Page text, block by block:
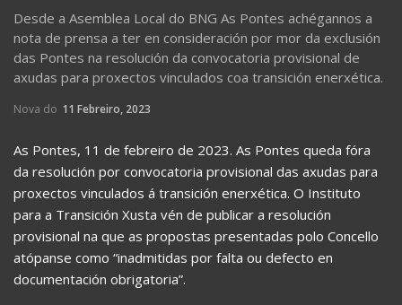
Desde a Asemblea Local do BNG As Pontes achégannos a
nota de prensa a ter en consideración por mor da exclusión
das Pontes na resolución da convocatoria provisional de
axudas para proxectos vinculados coa transición enerxética.
Nova do 11 Febreiro, 2023
As Pontes, 11 de febreiro de 2023. As Pontes queda fóra
da resolución por convocatoria provisional das axudas para
proxectos vinculados á transición enerxética. O Instituto
para a Transición Xusta vén de publicar a resolución
provisional na que as propostas presentadas polo Concello
atópanse como “inadmitidas por falta ou defecto en
documentación obrigatoria”.